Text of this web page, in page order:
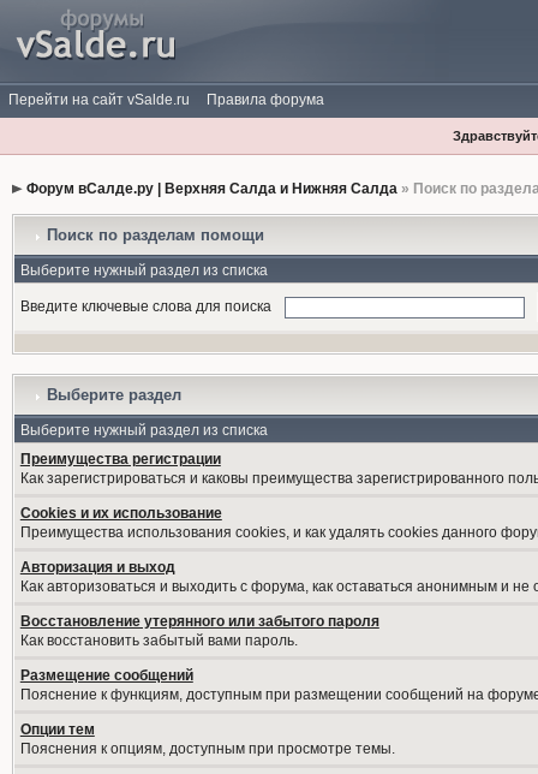
Перейти на сайт vSalde.ru Правила форума
Форум вСалде.ру | Верхняя Салда и Нижняя Салда» Поиск по
Поиск по разделам помощи
Выберите нужный раздел из списка
Введите ключевые слова для поиска
Выберите раздел
Выберите нужный раздел из списка
Преимущества регистрации
Как зарегистрироваться и каковы преимущества зарегистрированного
Cookies и их использование
Преимущества использования cookies, и как удалять cookies данного
Авторизация и выход
Как авторизоваться и выходить с форума, как оставаться анонимным и
Восстановление утерянного или забытого пароля
Как восстановить забытый вами пароль.
Размещение сообщений
Пояснение к функциям, доступным при размещении сообщений на
Опции тем
Пояснения к опциям, доступным при просмотре темы.